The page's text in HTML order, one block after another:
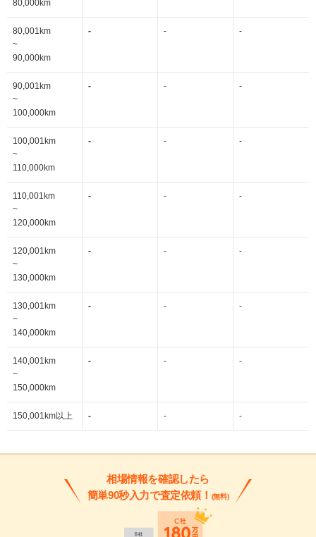
80,000km
80,001km
~
90,000km
- - -
90,001km
~
100,000km
- - -
100,001km
~
110,000km
- - -
110,001km
~
120,000km
- - -
120,001km
~
130,000km
- - -
130,001km
~
140,000km
- - -
140,001km
~
150,000km
- - -
150,001km以上 - - -
相場情報を確認したら
簡単90秒入力で査定依頼！ (無料)